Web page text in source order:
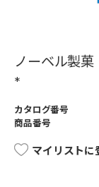
ノーベル製
*
カタログ番号
商品番号
マイリストに